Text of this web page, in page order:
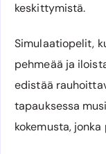
keskittymistä.
Simulaatiopelit,
pehmeää ja
edistää
tapauksessa
kokemusta,